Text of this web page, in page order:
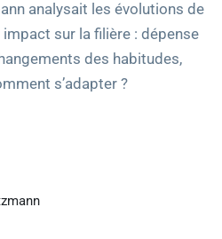
analysait les évolutions de
sur la filière : dépense
des habitudes,
s’adapter ?